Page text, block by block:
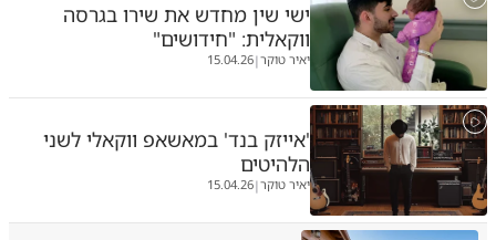
ישי שין מחדש את שירו בגרסה
ווקאלית: "חידושים"
יאיר טוקר|
15.04.26
'אייזק בנד' במאשאפ ווקאלי לשני
הלהיטים
יאיר טוקר|
15.04.26